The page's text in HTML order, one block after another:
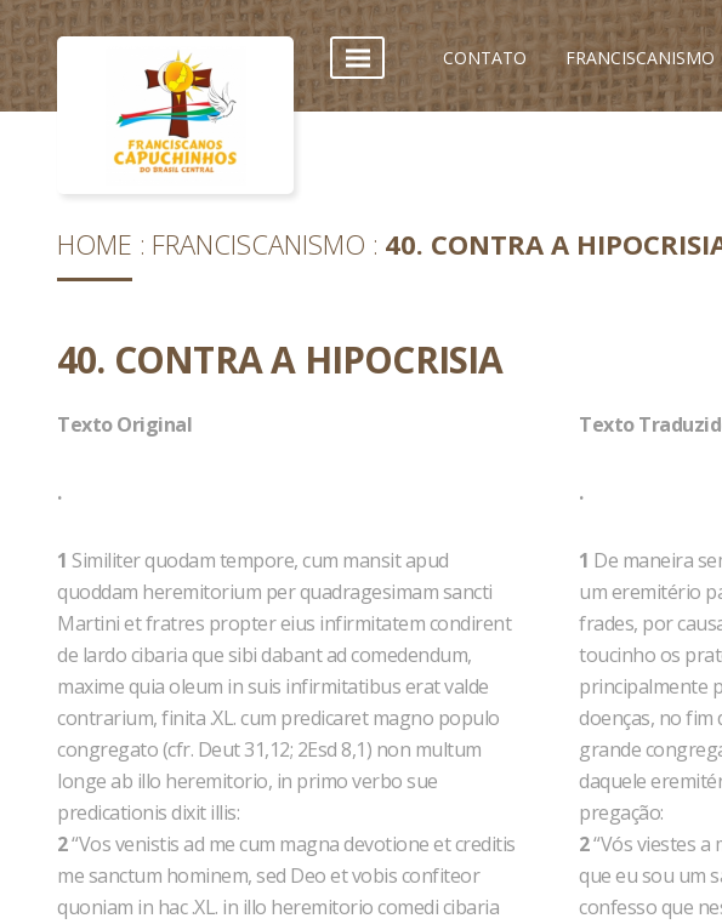
CONTATO FRANCISCANISMO
HOME FRANCISCANISMO 40. CONTRA A
40. CONTRA A HIPOCRISIA
Texto Original
.
1 Similiter quodam tempore, cum mansit apud
quoddam heremitorium per quadragesimam sancti
Martini et fratres propter eius infirmitatem condirent
de lardo cibaria que sibi dabant ad comedendum,
maxime quia oleum in suis infirmitatibus erat valde
contrarium, finita .XL. cum predicaret magno populo
congregato (cfr. Deut 31,12; 2Esd 8,1) non multum
longe ab illo heremitorio, in primo verbo sue
predicationis dixit illis:
2“Vos venistis ad me cum magna devotione et creditis
me sanctum hominem, sed Deo et vobis confiteor
quoniam in hac .XL. in illo heremitorio comedi cibaria
Texto
.
1 De maneira
um eremitério
frades, por
toucinho os
principalmente
doenças, no fim
grande
daquele
pregação:
2“Vós viestes a
que eu sou um
confesso que